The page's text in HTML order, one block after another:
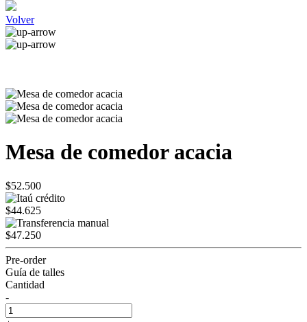
Volver
Mesa de comedor acacia
$52.500
$44.625
$47.250
Pre-order
Guía de talles
Cantidad
-